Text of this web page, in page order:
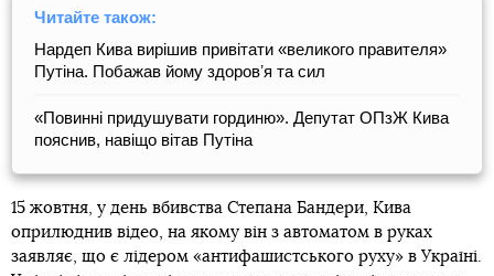
Читайте також:
Нардеп Кива вирішив привітати «великого правителя»
Путіна. Побажав йому здоровʼя та сил
«Повинні придушувати гординю». Депутат ОПзЖ Кива
пояснив, навіщо вітав Путіна
15 жовтня, у день вбивства Степана Бандери, Кива
оприлюднив відео, на якому він з автоматом в руках
заявляє, що є лідером «антифашистського руху» в Україні.